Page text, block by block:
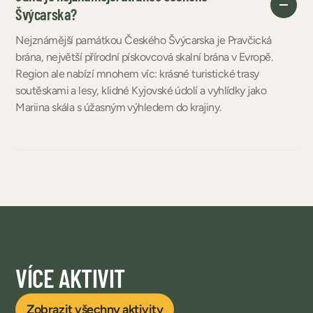
Švýcarska?
Nejznámější památkou Českého Švýcarska je Pravčická
brána, největší přírodní pískovcová skalní brána v Evropě.
Region ale nabízí mnohem víc: krásné turistické trasy
soutěskami a lesy, klidné Kyjovské údolí a vyhlídky jako
Mariina skála s úžasným výhledem do krajiny.
VÍCE AKTIVIT
Zobrazit všechny aktivity